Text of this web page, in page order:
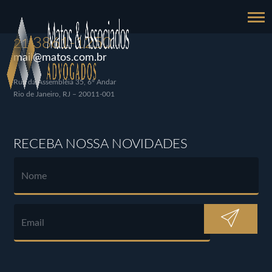
213861-1250
mail@matos.com.br
Rua da Assembléia 35, 6º Andar
Rio de Janeiro, RJ – 20011-001
RECEBA NOSSA NOVIDADES